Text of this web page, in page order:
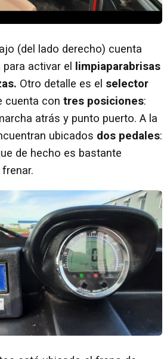
(del lado derecho) cuenta
activar el
limpiaparabrisas
Otro detalle es el selector
cuenta con tres posiciones:
atrás y punto puerto. A la
ubicados dos pedales:
de hecho es bastante